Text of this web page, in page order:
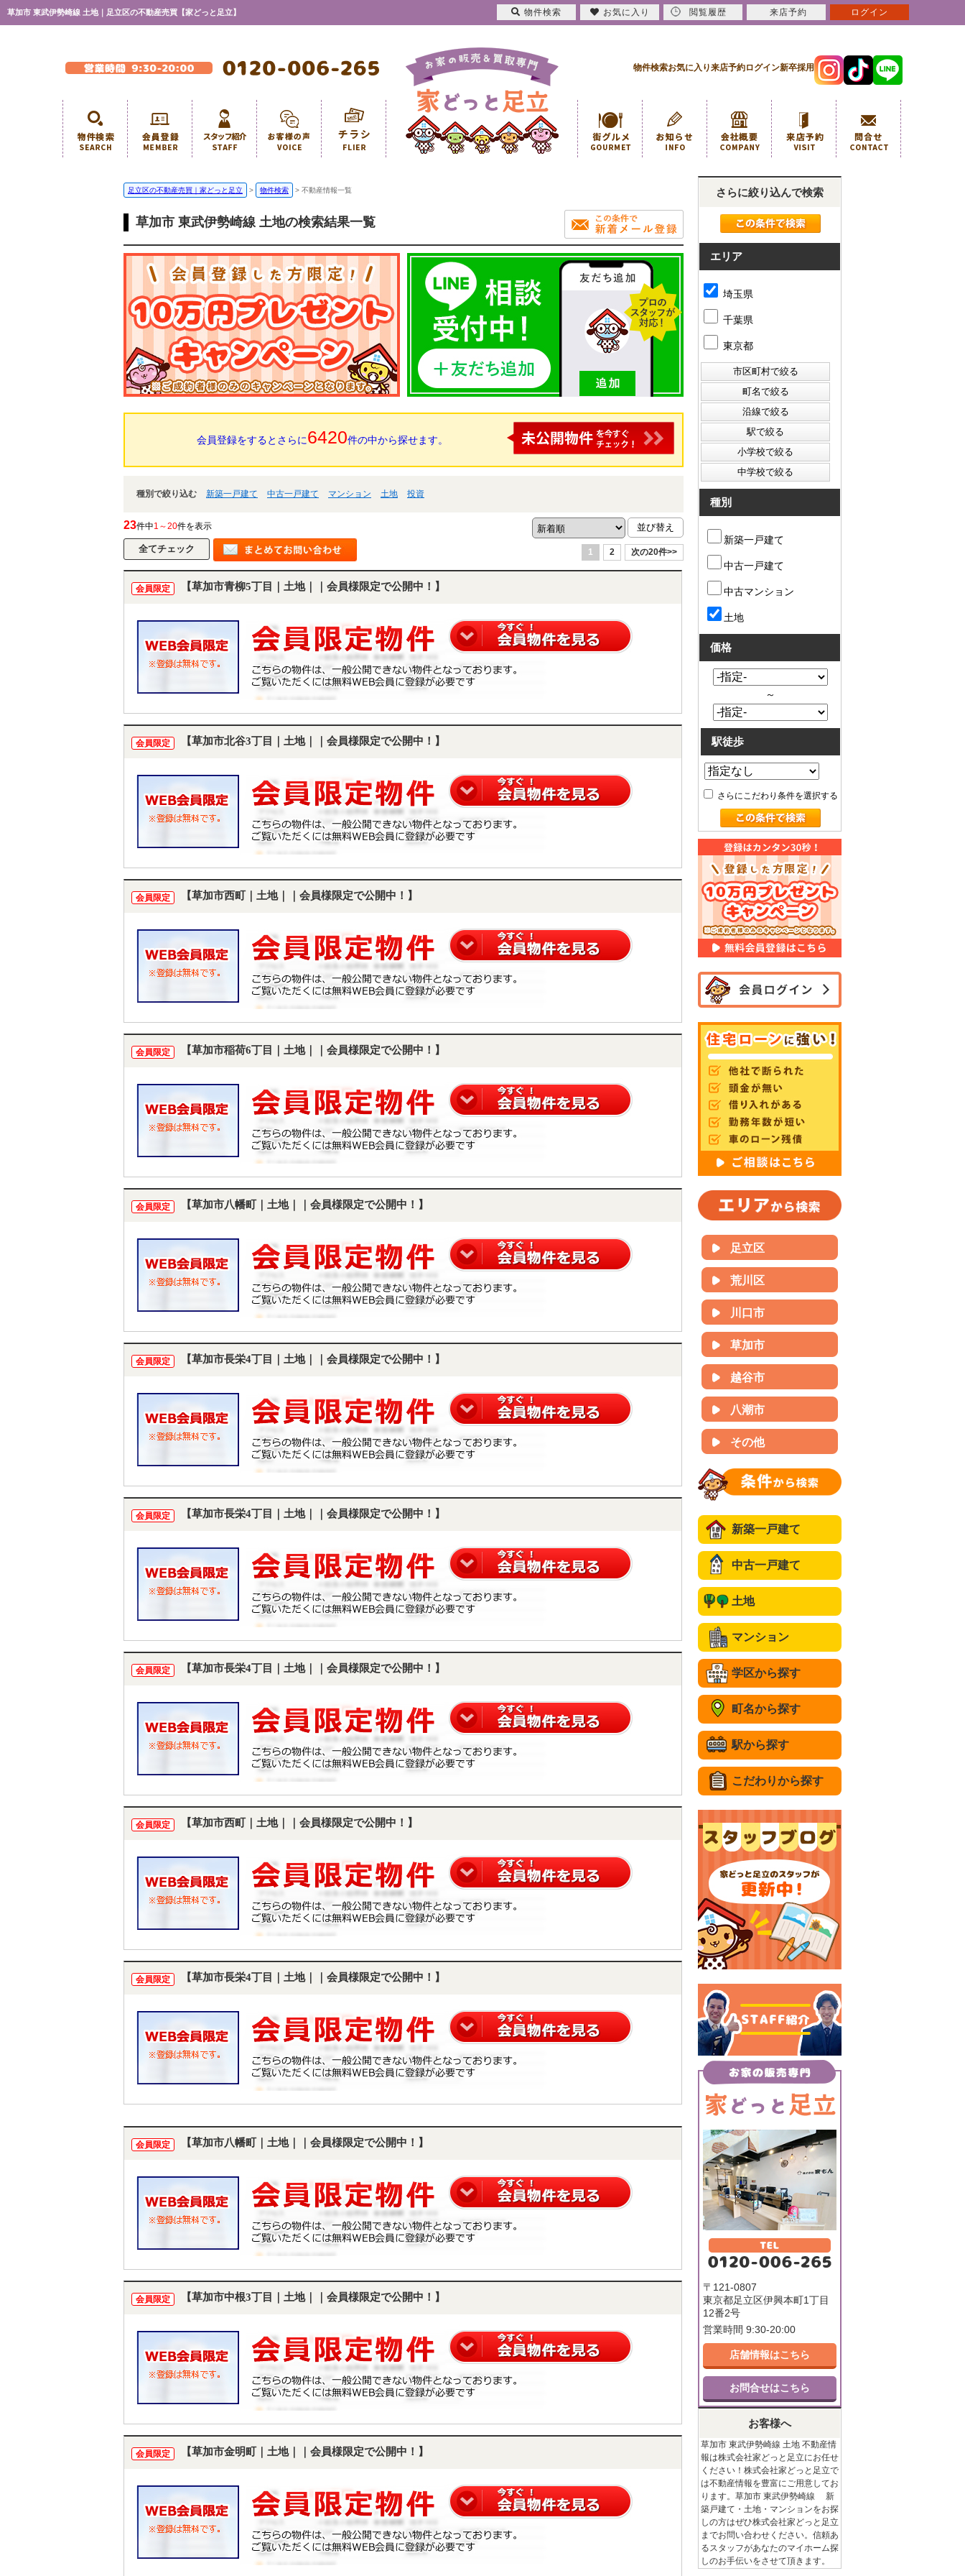
草加市 東武伊勢崎線 土地｜足立区の不動産売買【家どっと足立】
物件検索お気に入り来店予約ログイン新卒採用
足立区の不動産売買｜家どっと足立 > 物件検索 > 不動産情報一覧
草加市 東武伊勢崎線 土地の検索結果一覧
会員登録をするとさらに6420件の中から探せます。
種別で絞り込む 新築一戸建て 中古一戸建て マンション 土地 投資
23件中1～20件を表示
1 2 次の20件>>
会員限定 【草加市青柳5丁目｜土地｜｜会員様限定で公開中！】
会員限定 【草加市北谷3丁目｜土地｜｜会員様限定で公開中！】
会員限定 【草加市西町｜土地｜｜会員様限定で公開中！】
会員限定 【草加市稲荷6丁目｜土地｜｜会員様限定で公開中！】
会員限定 【草加市八幡町｜土地｜｜会員様限定で公開中！】
会員限定 【草加市長栄4丁目｜土地｜｜会員様限定で公開中！】
会員限定 【草加市長栄4丁目｜土地｜｜会員様限定で公開中！】
会員限定 【草加市長栄4丁目｜土地｜｜会員様限定で公開中！】
会員限定 【草加市西町｜土地｜｜会員様限定で公開中！】
会員限定 【草加市長栄4丁目｜土地｜｜会員様限定で公開中！】
会員限定 【草加市八幡町｜土地｜｜会員様限定で公開中！】
会員限定 【草加市中根3丁目｜土地｜｜会員様限定で公開中！】
会員限定 【草加市金明町｜土地｜｜会員様限定で公開中！】
さらに絞り込んで検索
エリア
埼玉県
千葉県
東京都
種別
新築一戸建て
中古一戸建て
中古マンション
土地
価格
～
駅徒歩
さらにこだわり条件を選択する
足立区
荒川区
川口市
草加市
越谷市
八潮市
その他
新築一戸建て
中古一戸建て
土地
マンション
学区から探す
町名から探す
駅から探す
こだわりから探す
〒121-0807
東京都足立区伊興本町1丁目
12番2号
営業時間 9:30-20:00
店舗情報はこちら
お問合せはこちら
お客様へ
草加市 東武伊勢崎線 土地 不動産情
報は株式会社家どっと足立にお任せ
ください！株式会社家どっと足立で
は不動産情報を豊富にご用意してお
ります。草加市 東武伊勢崎線 新
築戸建て・土地・マンションをお探
しの方はぜひ株式会社家どっと足立
までお問い合わせください。信頼あ
るスタッフがあなたのマイホーム探
しのお手伝いをさせて頂きます。
物件検索 お気に入り 閲覧履歴 来店予約 ログイン